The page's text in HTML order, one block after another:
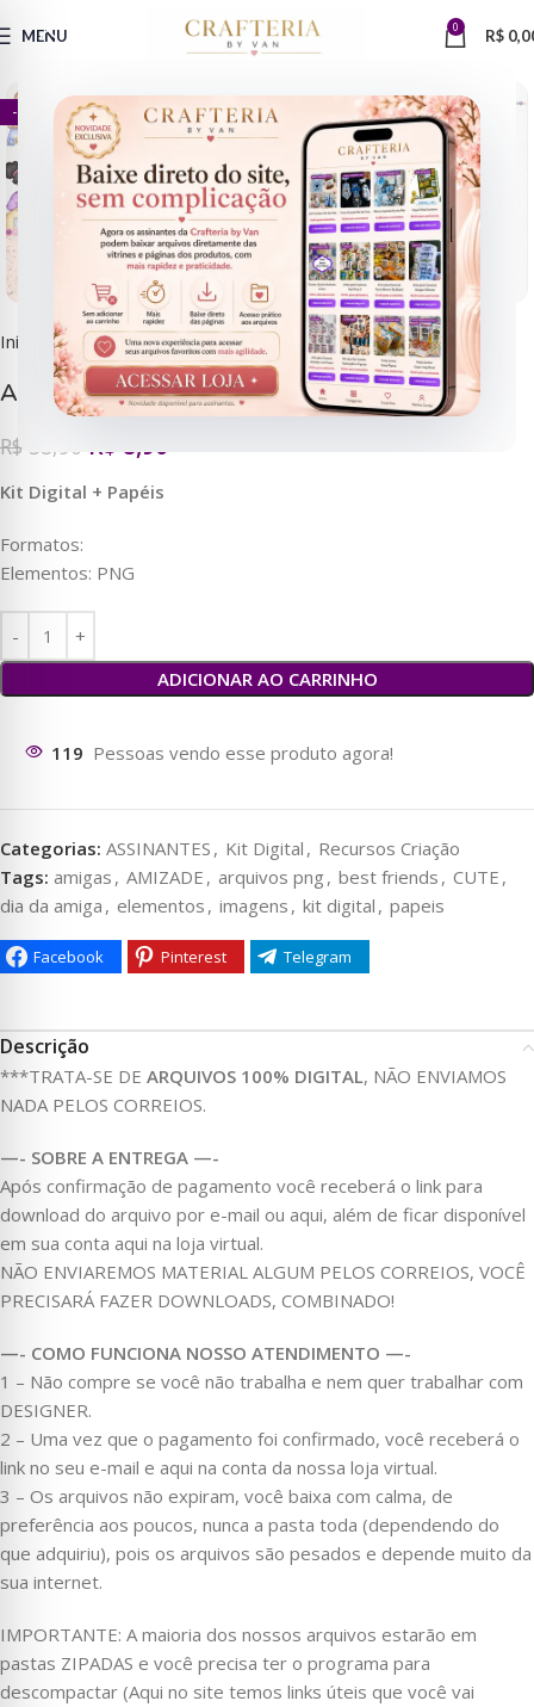
MENU 0 R$
- 85%
Clique para ampliar
Início Recursos Criação Kit Digital
Amigas – Kit Digital
R$ 58,90 R$8,90
Kit Digital + Papéis
Formatos:
Elementos: PNG
ADICIONAR AO CARRINHO
124 Pessoas vendo esse produto agora!
Categorias: ASSINANTES , Kit Digital , Recursos Criação
Tags: amigas , AMIZADE , arquivos png , best friends , CUTE ,
dia da amiga , elementos , imagens , kit digital , papeis
Facebook Pinterest Telegram
Descrição
***TRATA-SE DE ARQUIVOS 100% DIGITAL, NÃO ENVIAMOS
NADA PELOS CORREIOS.
—- SOBRE A ENTREGA —-
Após confirmação de pagamento você receberá o link para
download do arquivo por e-mail ou aqui, além de ficar disponível
em sua conta aqui na loja virtual.
NÃO ENVIAREMOS MATERIAL ALGUM PELOS CORREIOS, VOCÊ
PRECISARÁ FAZER DOWNLOADS, COMBINADO!
—- COMO FUNCIONA NOSSO ATENDIMENTO —-
1 – Não compre se você não trabalha e nem quer trabalhar com
DESIGNER.
2 – Uma vez que o pagamento foi confirmado, você receberá o
link no seu e-mail e aqui na conta da nossa loja virtual.
3 – Os arquivos não expiram, você baixa com calma, de
preferência aos poucos, nunca a pasta toda (dependendo do
que adquiriu), pois os arquivos são pesados e depende muito da
sua internet.
IMPORTANTE: A maioria dos nossos arquivos estarão em
pastas ZIPADAS e você precisa ter o programa para
descompactar (Aqui no site temos links úteis que você vai